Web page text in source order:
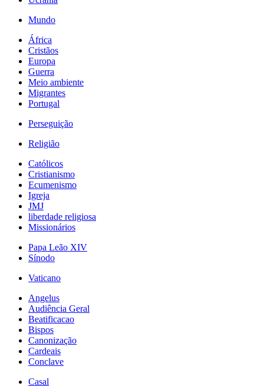
Mundo
África
Cristãos
Europa
Guerra
Meio ambiente
Migrantes
Portugal
Perseguição
Religião
Católicos
Cristianismo
Ecumenismo
Igreja
JMJ
liberdade religiosa
Missionários
Papa Leão XIV
Sínodo
Vaticano
Angelus
Audiência Geral
Beatificacao
Bispos
Canonização
Cardeais
Conclave
Casal